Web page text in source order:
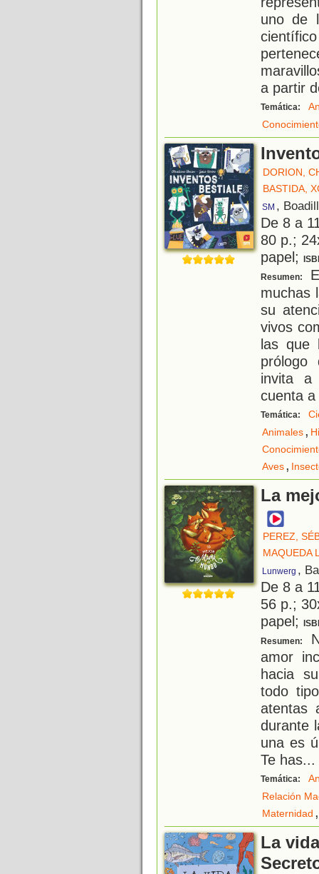
uno de
a partir
Temática:
DORION,
BASTIDA,
SM ,
De 8 a
80 p.;
papel;
Resumen:
muchas
su
vivos
las que
invita a
cuenta a
Temática:
Animales,
Aves,
La
PEREZ,
MAQUEDA
Lunwerg ,
De 8 a
56 p.;
papel;
Resumen:
amor
hacia
todo
atentas
durante
una es
Te has...
Temática:
Relación
Maternidad ,
La